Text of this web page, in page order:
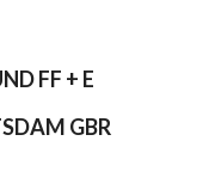
FF + E
GBR